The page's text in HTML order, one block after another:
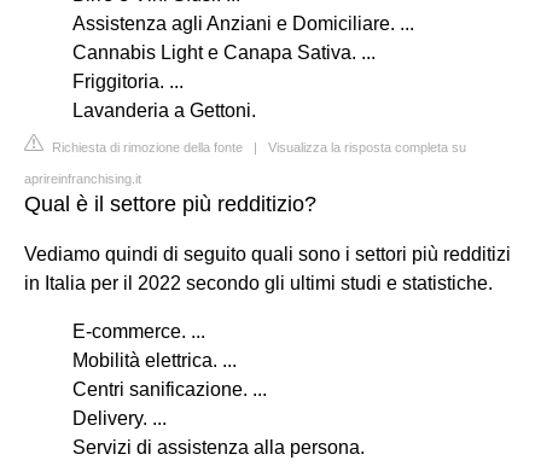
Assistenza agli Anziani e Domiciliare. ...
Cannabis Light e Canapa Sativa. ...
Friggitoria. ...
Lavanderia a Gettoni.
Richiesta di rimozione della fonte | Visualizza la risposta completa su
aprireinfranchising.it
Qual è il settore più redditizio?
Vediamo quindi di seguito quali sono i settori più redditizi
in Italia per il 2022 secondo gli ultimi studi e statistiche.
E-commerce. ...
Mobilità elettrica. ...
Centri sanificazione. ...
Delivery. ...
Servizi di assistenza alla persona.